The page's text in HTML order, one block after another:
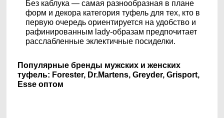
Без каблука — самая разнообразная в плане
форм и декора категория туфель для тех, кто в
первую очередь ориентируется на удобство и
рафинированным lady-образам предпочитает
расслабленные эклектичные посиделки.
Популярные бренды мужских и женских
туфель: Forester, Dr.Martens, Greyder, Grisport,
Esse оптом